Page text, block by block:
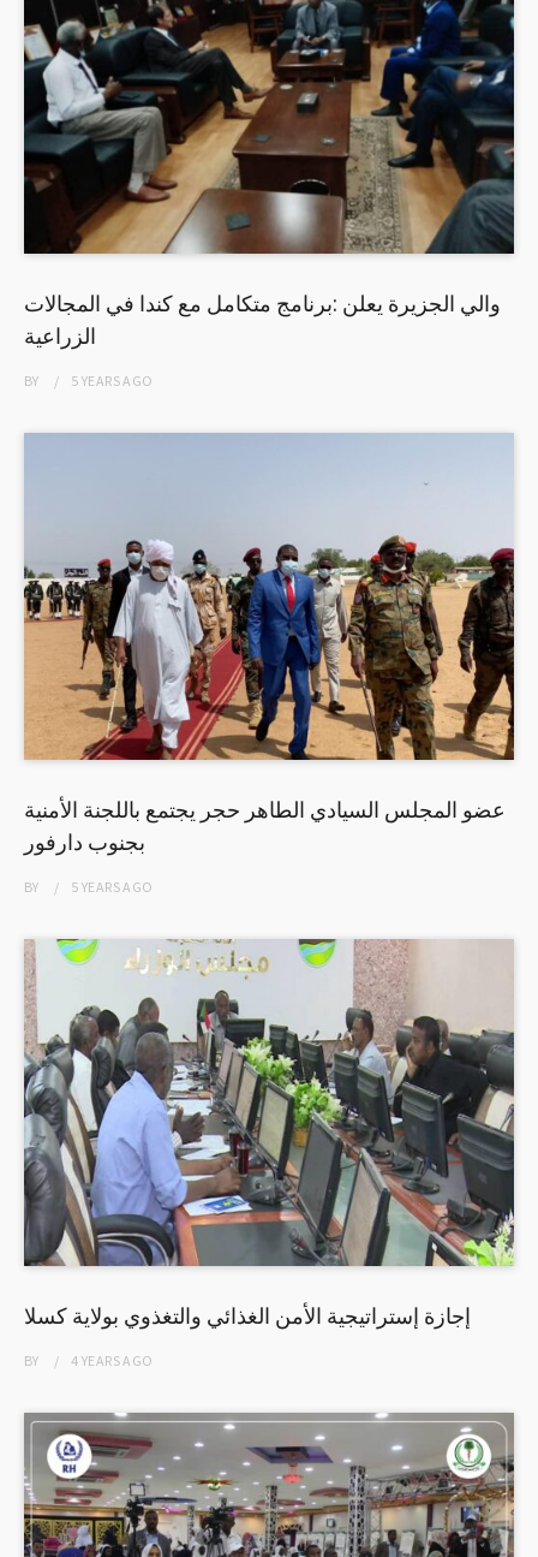
والي الجزيرة يعلن :برنامج متكامل مع كندا في المجالات
الزراعية
BY 5 YEARSAGO
عضو المجلس السيادي الطاهر حجر يجتمع باللجنة الأمنية
بجنوب دارفور
BY 5 YEARSAGO
إجازة إستراتيجية الأمن الغذائي والتغذوي بولاية كسلا
BY 4 YEARSAGO